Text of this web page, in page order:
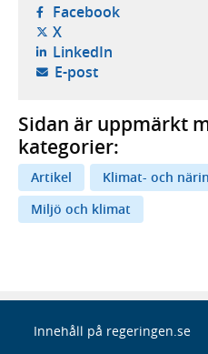
Facebook- öppnas i
X- öppnas i ny flik,
LinkedIn- öppnas i ny
E-post- öppnar din e-
Sidan är uppmärkt
kategorier:
Artikel
Klimat- och
Miljö och klimat
Innehåll på regeringen.se